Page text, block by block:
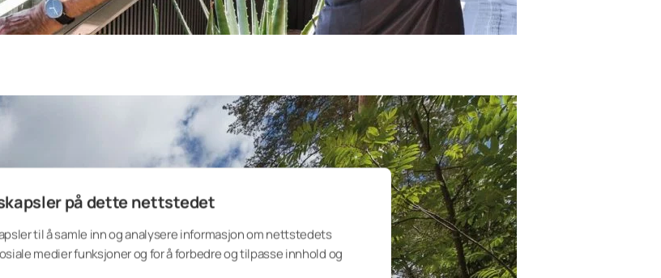
på dette nettstedet
til å samle inn og analysere informasjon om nettstedets
medier funksjoner og for å forbedre og tilpasse innhold og
2. Energifylte fasader